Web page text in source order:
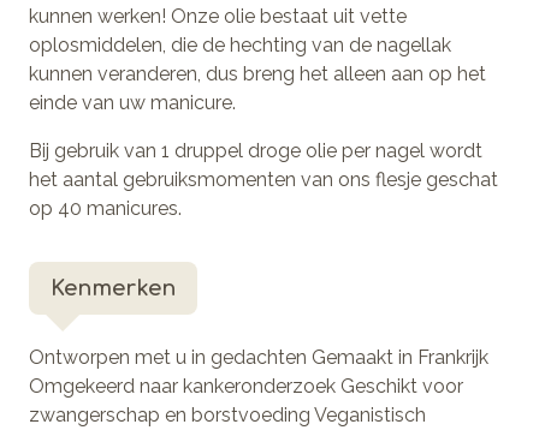
kunnen werken! Onze olie bestaat uit vette
oplosmiddelen, die de hechting van de nagellak
kunnen veranderen, dus breng het alleen aan op het
einde van uw manicure.
Bij gebruik van 1 druppel droge olie per nagel wordt
het aantal gebruiksmomenten van ons flesje geschat
op 40 manicures.
Kenmerken
Ontworpen met u in gedachten Gemaakt in Frankrijk
Omgekeerd naar kankeronderzoek Geschikt voor
zwangerschap en borstvoeding Veganistisch